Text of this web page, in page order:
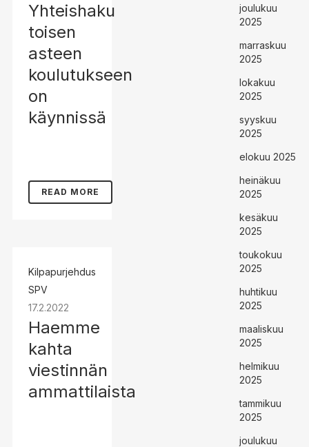
Yhteishaku
toisen
asteen
koulutukseen
on
käynnissä
READ MORE
Kilpapurjehdus
SPV
17.2.2022
Haemme
kahta
viestinnän
ammattilaista
joulukuu
2025
marraskuu
2025
lokakuu
2025
syyskuu
2025
elokuu 2025
heinäkuu
2025
kesäkuu
2025
toukokuu
2025
huhtikuu
2025
maaliskuu
2025
helmikuu
2025
tammikuu
2025
joulukuu